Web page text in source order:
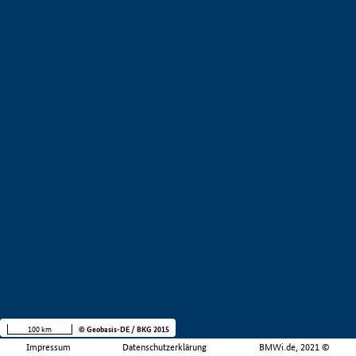
Impressum Datenschutzerklärung BMWi.de, 2021 ©
100 km © Geobasis-DE / BKG 2015